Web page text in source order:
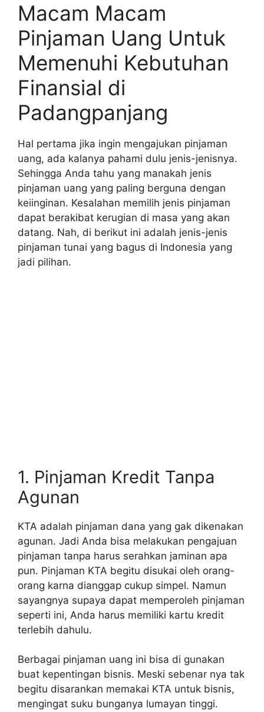
Macam Macam
Pinjaman Uang Untuk
Memenuhi Kebutuhan
Finansial di
Padangpanjang
Hal pertama jika ingin mengajukan pinjaman
uang, ada kalanya pahami dulu jenis-jenisnya.
Sehingga Anda tahu yang manakah jenis
pinjaman uang yang paling berguna dengan
keiinginan. Kesalahan memilih jenis pinjaman
dapat berakibat kerugian di masa yang akan
datang. Nah, di berikut ini adalah jenis-jenis
pinjaman tunai yang bagus di Indonesia yang
jadi pilihan.
1. Pinjaman Kredit Tanpa
Agunan
KTA adalah pinjaman dana yang gak dikenakan
agunan. Jadi Anda bisa melakukan pengajuan
pinjaman tanpa harus serahkan jaminan apa
pun. Pinjaman KTA begitu disukai oleh orang-
orang karna dianggap cukup simpel. Namun
sayangnya supaya dapat memperoleh pinjaman
seperti ini, Anda harus memiliki kartu kredit
terlebih dahulu.
Berbagai pinjaman uang ini bisa di gunakan
buat kepentingan bisnis. Meski sebenar nya tak
begitu disarankan memakai KTA untuk bisnis,
mengingat suku bunganya lumayan tinggi.